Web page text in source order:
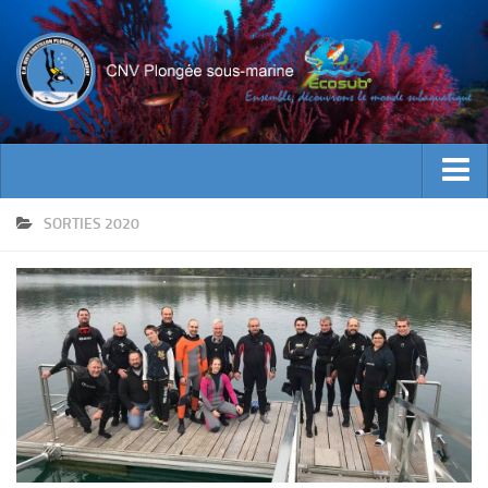
ACTUALITES
INFOS CNV
Bienvenue
Contacts
Documents utiles
Encadrement
Historique
SORTIES 2020